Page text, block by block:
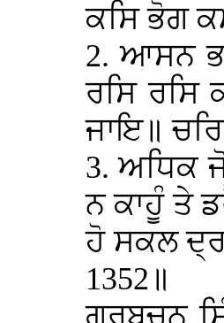
ਕਸਿ ਭੋਗ
2. ਆਸਨ
ਰਸਿ ਰਸਿ
ਜਾਇ॥
3. ਅਧਿਕ
ਨ ਕਾਹੂੰ ਤੇ
ਹੋ ਸਕਲ
1352॥
ਗੁਰਬਚਨ